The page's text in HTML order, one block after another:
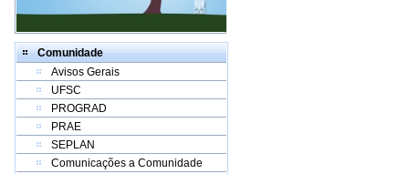
Comunidade
Avisos Gerais
UFSC
PROGRAD
PRAE
SEPLAN
Comunicações a Comunidade